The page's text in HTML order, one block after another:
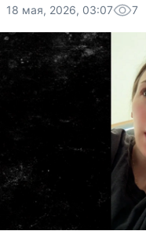
18 мая, 2026, 03:07 7